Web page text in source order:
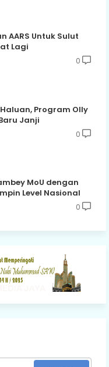
AARS Untuk Sulut
Lagi
0
Program Olly
Janji
0
MoU dengan
Level Nasional
0